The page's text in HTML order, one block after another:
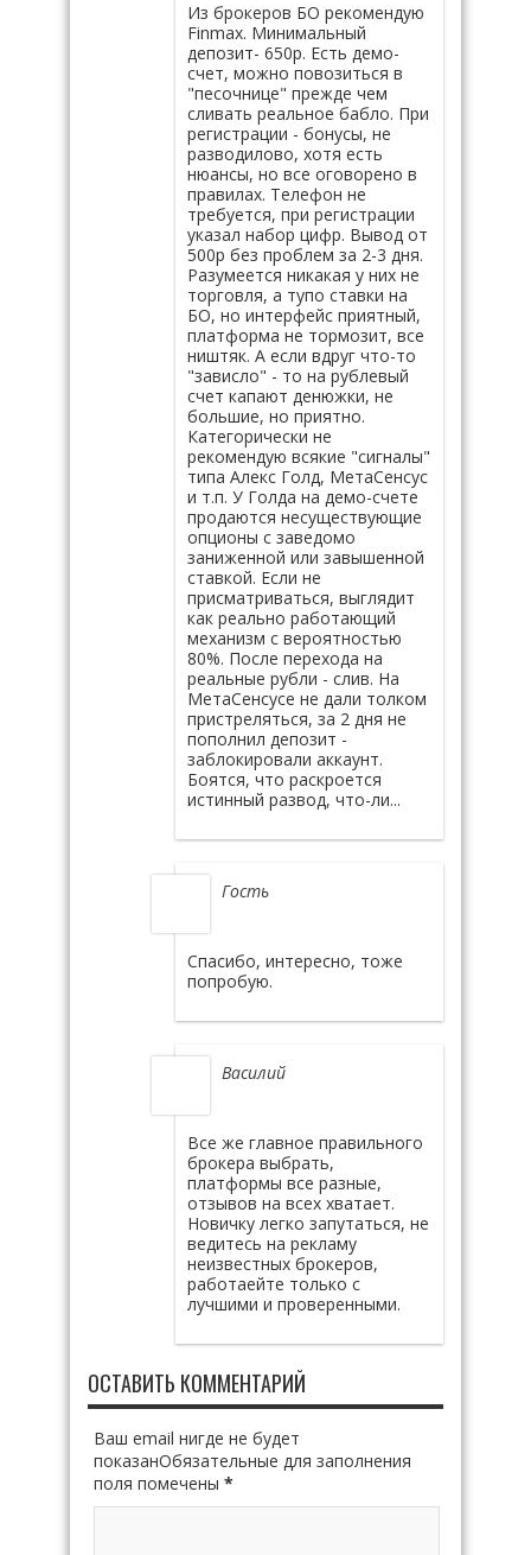
Из брокеров БО рекомендую
Finmax. Минимальный
депозит- 650р. Есть демо-
счет, можно повозиться в
"песочнице" прежде чем
сливать реальное бабло. При
регистрации - бонусы, не
разводилово, хотя есть
нюансы, но все оговорено в
правилах. Телефон не
требуется, при регистрации
указал набор цифр. Вывод от
500р без проблем за 2-3 дня.
Разумеется никакая у них не
торговля, а тупо ставки на
БО, но интерфейс приятный,
платформа не тормозит, все
ништяк. А если вдруг что-то
"зависло" - то на рублевый
счет капают денюжки, не
большие, но приятно.
Категорически не
рекомендую всякие "сигналы"
типа Алекс Голд, МетаСенсус
и т.п. У Голда на демо-счете
продаются несуществующие
опционы с заведомо
заниженной или завышенной
ставкой. Если не
присматриваться, выглядит
как реально работающий
механизм с вероятностью
80%. После перехода на
реальные рубли - слив. На
МетаСенсусе не дали толком
пристреляться, за 2 дня не
пополнил депозит -
заблокировали аккаунт.
Боятся, что раскроется
истинный развод, что-ли...
Гость
Спасибо, интересно, тоже
попробую.
Василий
Все же главное правильного
брокера выбрать,
платформы все разные,
отзывов на всех хватает.
Новичку легко запутаться, не
ведитесь на рекламу
неизвестных брокеров,
работаейте только с
лучшими и проверенными.
ОСТАВИТЬ КОММЕНТАРИЙ
Ваш email нигде не будет
показанОбязательные для заполнения
поля помечены *